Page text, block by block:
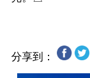
分享到：